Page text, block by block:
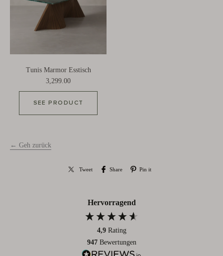
Tunis Marmor Esstisch
3,299.00
SEE PRODUCT
← Geh zurück
Tweet Share Pin it
Hervorragend
4,9 Rating
947 Bewertungen